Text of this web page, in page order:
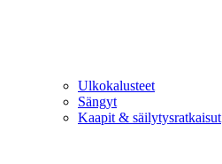
Ulkokalusteet
Sängyt
Kaapit & säilytysratkaisut